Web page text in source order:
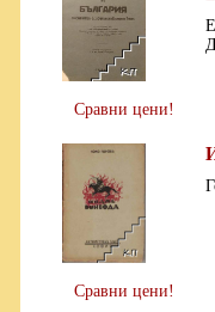
Сравни цени!
Сравни цени!